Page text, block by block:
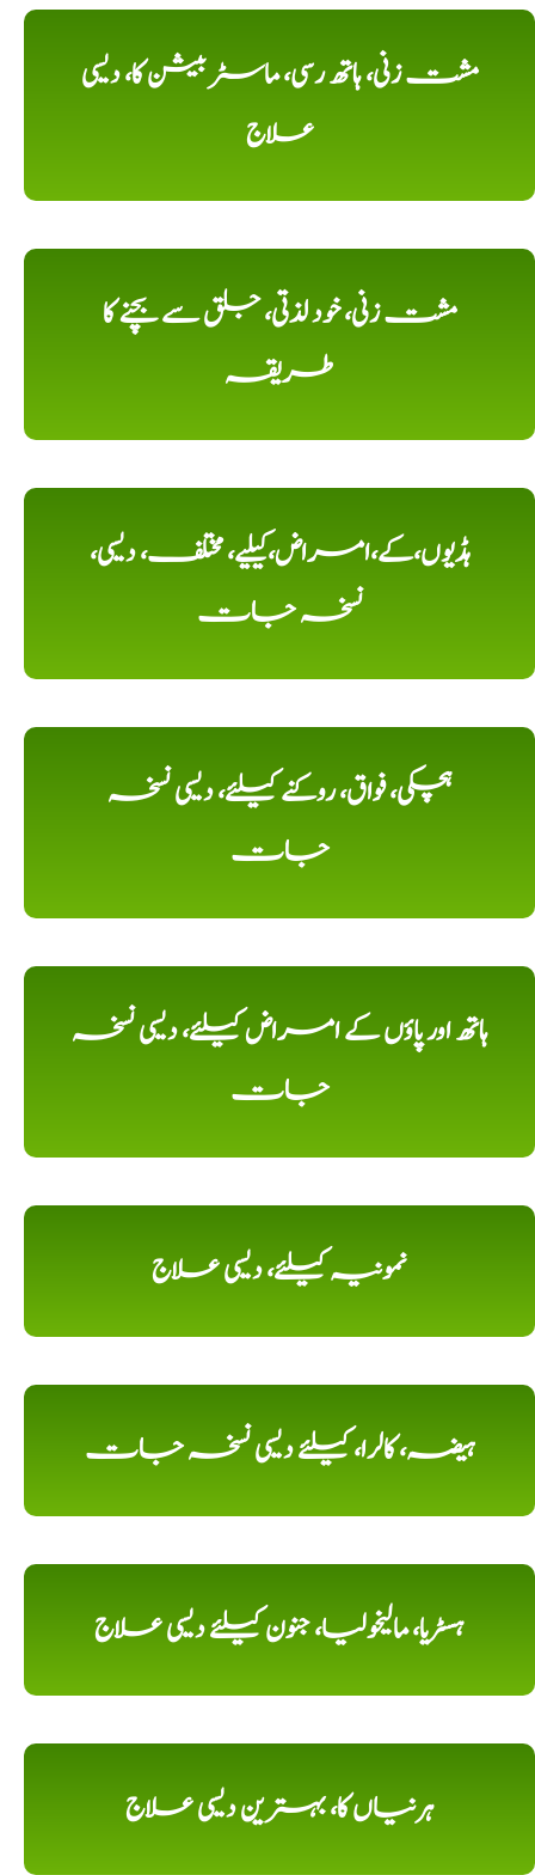
مشت زنی، ہاتھ رسی، ماسٹر بیشن کا، دیسی
علاج
مشت زنی، خود لذتی، جلق سے بچنے کا
طریقہ
ہڈیوں،کے،امراض،کیلیے، مختلف، دیسی،
نسخہ جات
ہچکی، فواق، روکنے کیلئے، دیسی نسخہ
جات
ہاتھ اور پاؤں کے امراض کیلئے، دیسی نسخہ
جات
نمونیہ کیلئے، دیسی علاج
ہیضہ، کالرا، کیلئے دیسی نسخہ جات
ہسٹریا، مالیخولیا، جنون کیلئے دیسی علاج
ہرنیاں کا، بہترین دیسی علاج